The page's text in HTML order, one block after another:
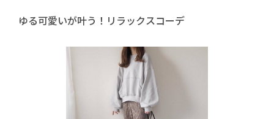
ゆる可愛いが叶う！リラックスコーデ